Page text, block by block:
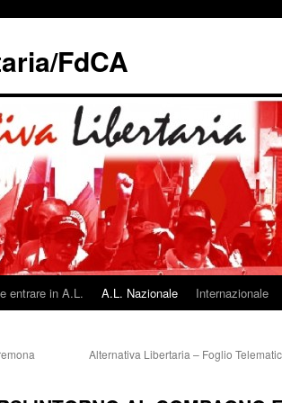
FdCA
entrare in A.L. A.L. Nazionale Internazionale
Alternativa Libertaria – Foglio